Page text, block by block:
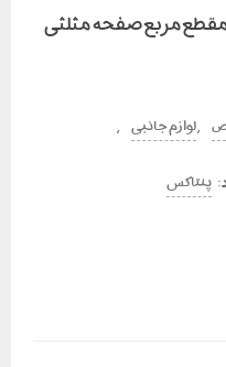
مقطع مربع صفحه مثلثی
,لوازم جانبی ,
پنتاکس